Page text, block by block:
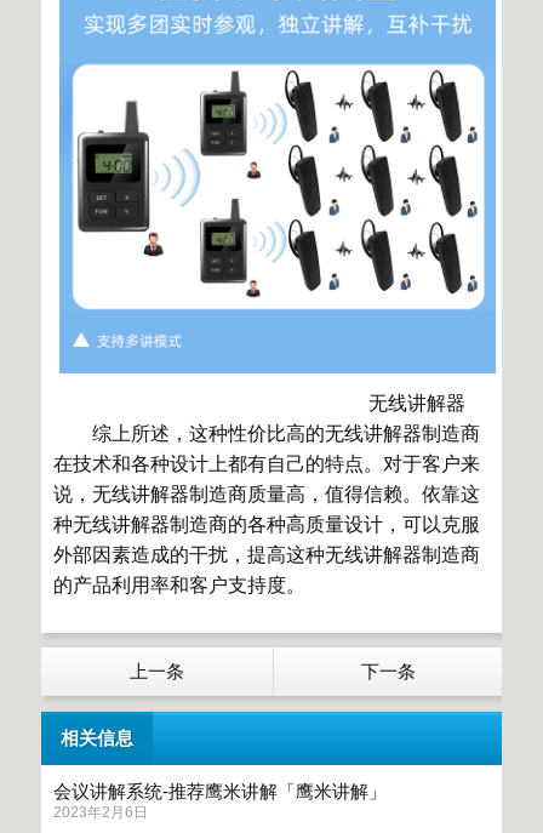
无线讲解器
综上所述，这种性价比高的无线讲解器制造商
在技术和各种设计上都有自己的特点。对于客户来
说，无线讲解器制造商质量高，值得信赖。依靠这
种无线讲解器制造商的各种高质量设计，可以克服
外部因素造成的干扰，提高这种无线讲解器制造商
的产品利用率和客户支持度。
上一条 下一条
相关信息
会议讲解系统-推荐鹰米讲解「鹰米讲解」
2023年2月6日